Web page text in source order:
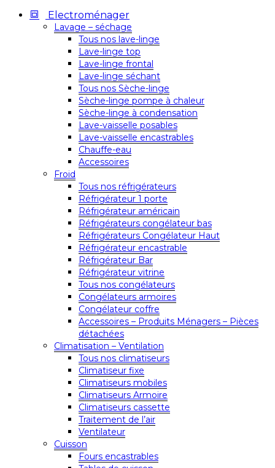
Electroménager
Lavage – séchage
Tous nos lave-linge
Lave-linge top
Lave-linge frontal
Lave-linge séchant
Tous nos Sèche-linge
Sèche-linge pompe à chaleur
Sèche-linge à condensation
Lave-vaisselle posables
Lave-vaisselle encastrables
Chauffe-eau
Accessoires
Froid
Tous nos réfrigérateurs
Réfrigérateur 1 porte
Réfrigérateur américain
Réfrigérateurs congélateur bas
Réfrigérateurs Congélateur Haut
Réfrigérateur encastrable
Réfrigérateur Bar
Réfrigérateur vitrine
Tous nos congélateurs
Congélateurs armoires
Congélateur coffre
Accessoires – Produits Ménagers – Pièces
détachées
Climatisation – Ventilation
Tous nos climatiseurs
Climatiseur fixe
Climatiseurs mobiles
Climatiseurs Armoire
Climatiseurs cassette
Traitement de l’air
Ventilateur
Cuisson
Fours encastrables